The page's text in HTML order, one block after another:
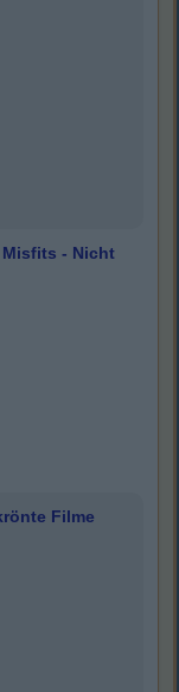
- Nicht
Filme